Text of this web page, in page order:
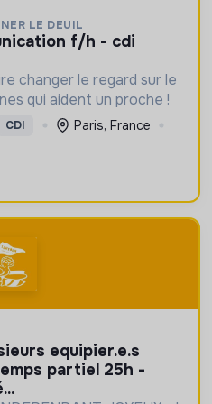
LE DEUIL
changer le regard sur le
qui aident un proche !
CDI
Paris, France
partiel 25h -